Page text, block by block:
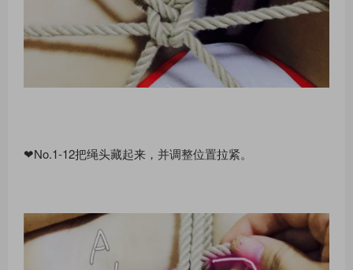
❤No.1-12把绳头藏起来，并调整位置拉紧。